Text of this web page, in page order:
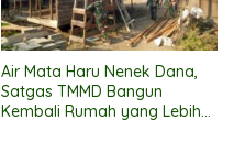
Air Mata Haru Nenek Dana,
Satgas TMMD Bangun
Kembali Rumah yang Lebih